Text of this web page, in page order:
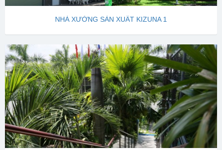
NHÀ XƯỞNG SẢN XUẤT KIZUNA 1